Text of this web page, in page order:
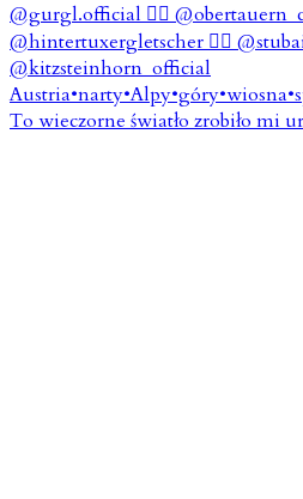
To wieczorne światło zrobiło mi